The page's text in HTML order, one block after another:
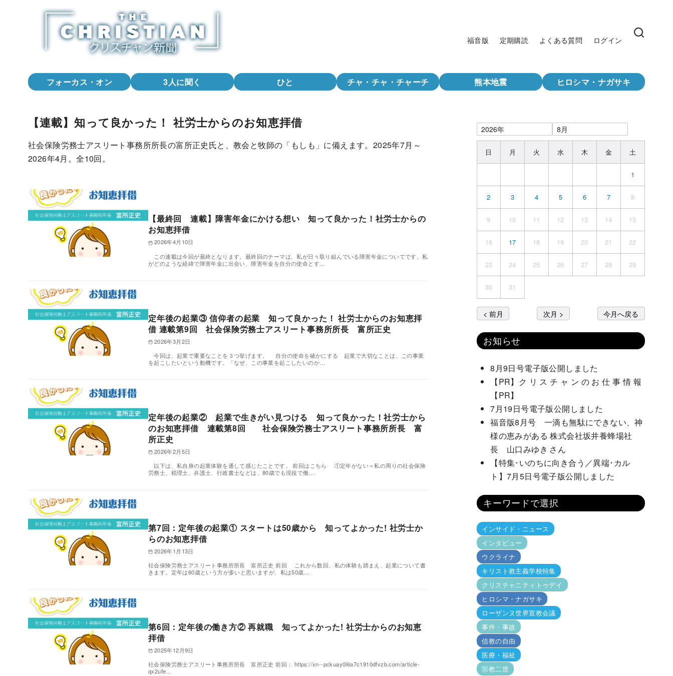
福音版 定期購読 よくある質問 ログイン
フォーカス・オン 3人に聞く ひと チャ・チャ・チャーチ 熊本地震 ヒロシマ・ナガサキ
【連載】知って良かった！ 社労士からのお知恵拝借
社会保険労務士アスリート事務所所長の富所正史氏と、教会と牧師の「もしも」に備えます。2025年7月～
2026年4月。全10回。
【最終回 連載】障害年金にかける想い 知って良かった！社労士からの
お知恵拝借
2026年4月10日
この連載は今回が最終となります。最終回のテーマは、私が日々取り組んでいる障害年金についてです。私
がどのような経緯で障害年金に出会い、障害年金を自分の使命とす…
定年後の起業③ 信仰者の起業 知って良かった！ 社労士からのお知恵拝
借 連載第9回 社会保険労務士アスリート事務所所長 富所正史
2026年3月2日
今回は、起業で重要なことを３つ挙げます。 自分の使命を確かにする 起業で大切なことは、この事業
を起こしたいという動機です。「なぜ、この事業を起こしたいのか…
定年後の起業② 起業で生きがい見つける 知って良かった！社労士から
のお知恵拝借 連載第8回 社会保険労務士アスリート事務所所長 富
所正史
2026年2月5日
以下は、私自身の起業体験を通して感じたことです。 前回はこちら ①定年がない＝私の周りの社会保険
労務士、税理士、弁護士、行政書士などは、80歳でも現役で働…
第7回：定年後の起業① スタートは50歳から 知ってよかった! 社労士か
らのお知恵拝借
2026年1月13日
社会保険労務士アスリート事務所所長 富所正史 前回 これから数回、私の体験も踏まえ、起業について書
きます。定年は60歳という方が多いと思いますが、私は50歳…
第6回：定年後の働き方② 再就職 知ってよかった! 社労士からのお知恵
拝借
2025年12月9日
社会保険労務士アスリート事務所所長 富所正史 前回： https://xn--pckuay0l6a7c1910dfvzb.com/article-
qx2ufe…
日 月 火 水 木 金 土
1
2 3 4 5 6 7 8
9 10 11 12 13 14 15
16 17 18 19 20 21 22
23 24 25 26 27 28 29
30 31
< 前月 次月 > 今月へ戻る
お知らせ
8月9日号電子版公開しました
【PR】ク リ ス チ ャ ン の お 仕 事 情 報
【PR】
7月19日号電子版公開しました
福音版8月号 一滴も無駄にできない、神
様の恵みがある 株式会社坂井養蜂場社
長 山口みゆき さん
【特集･いのちに向き合う／異端･カル
ト】7月5日号電子版公開しました
キーワードで選択
インサイド・ニュース
インタビュー
ウクライナ
キリスト教主義学校特集
クリスチャニティトゥデイ
ヒロシマ・ナガサキ
ローザンヌ世界宣教会議
事件・事故
信教の自由
医療・福祉
宗教二世